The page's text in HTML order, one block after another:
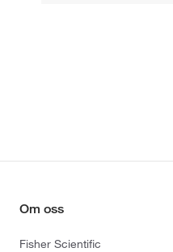
Om oss
Fisher Scientific